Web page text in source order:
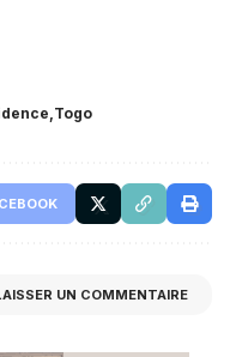
Togo
UN COMMENTAIRE